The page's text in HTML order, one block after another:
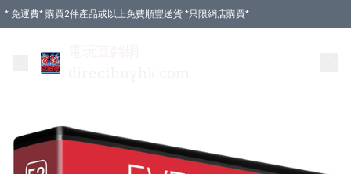
* 免運費* 購買2件產品或以上免費順豐送貨 *只限網店購買*